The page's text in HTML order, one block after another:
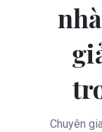
Chuyên